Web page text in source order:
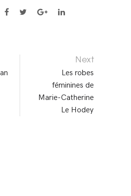
Next
Les robes
féminines de
Marie-Catherine
Le Hodey